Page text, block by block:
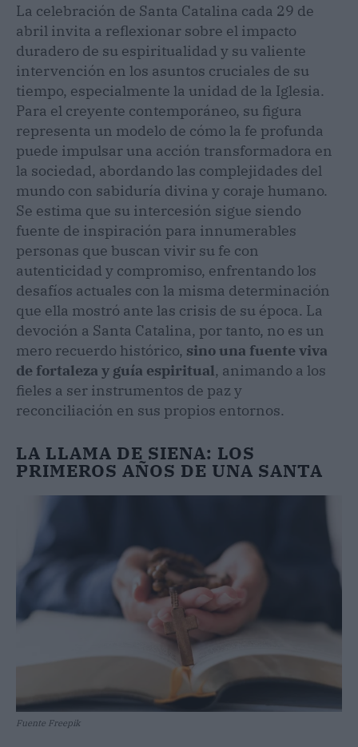
La celebración de Santa Catalina cada 29 de
abril invita a reflexionar sobre el impacto
duradero de su espiritualidad y su valiente
intervención en los asuntos cruciales de su
tiempo, especialmente la unidad de la Iglesia.
Para el creyente contemporáneo, su figura
representa un modelo de cómo la fe profunda
puede impulsar una acción transformadora en
la sociedad, abordando las complejidades del
mundo con sabiduría divina y coraje humano.
Se estima que su intercesión sigue siendo
fuente de inspiración para innumerables
personas que buscan vivir su fe con
autenticidad y compromiso, enfrentando los
desafíos actuales con la misma determinación
que ella mostró ante las crisis de su época. La
devoción a Santa Catalina, por tanto, no es un
mero recuerdo histórico, sino una fuente viva
de fortaleza y guía espiritual, animando a los
fieles a ser instrumentos de paz y
reconciliación en sus propios entornos.
LA LLAMA DE SIENA: LOS
PRIMEROS AÑOS DE UNA SANTA
Fuente Freepik